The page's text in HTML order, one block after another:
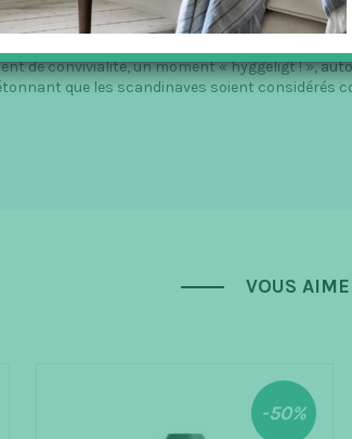
plaisirs de la vie en famille, avec des amis et
de convivialité, un moment « hyggeligt ! »,
que les scandinaves soient considérés
VOUS
-50%